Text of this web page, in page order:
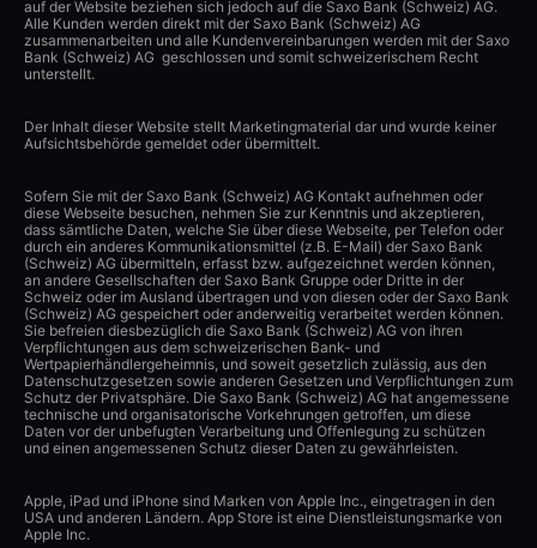
auf der Website beziehen sich jedoch auf die Saxo Bank (Schweiz) AG.
Alle Kunden werden direkt mit der Saxo Bank (Schweiz) AG
zusammenarbeiten und alle Kundenvereinbarungen werden mit der Saxo
Bank (Schweiz) AG geschlossen und somit schweizerischem Recht
unterstellt.
Der Inhalt dieser Website stellt Marketingmaterial dar und wurde keiner
Aufsichtsbehörde gemeldet oder übermittelt.
Sofern Sie mit der Saxo Bank (Schweiz) AG Kontakt aufnehmen oder
diese Webseite besuchen, nehmen Sie zur Kenntnis und akzeptieren,
dass sämtliche Daten, welche Sie über diese Webseite, per Telefon oder
durch ein anderes Kommunikationsmittel (z.B. E-Mail) der Saxo Bank
(Schweiz) AG übermitteln, erfasst bzw. aufgezeichnet werden können,
an andere Gesellschaften der Saxo Bank Gruppe oder Dritte in der
Schweiz oder im Ausland übertragen und von diesen oder der Saxo Bank
(Schweiz) AG gespeichert oder anderweitig verarbeitet werden können.
Sie befreien diesbezüglich die Saxo Bank (Schweiz) AG von ihren
Verpflichtungen aus dem schweizerischen Bank- und
Wertpapierhändlergeheimnis, und soweit gesetzlich zulässig, aus den
Datenschutzgesetzen sowie anderen Gesetzen und Verpflichtungen zum
Schutz der Privatsphäre. Die Saxo Bank (Schweiz) AG hat angemessene
technische und organisatorische Vorkehrungen getroffen, um diese
Daten vor der unbefugten Verarbeitung und Offenlegung zu schützen
und einen angemessenen Schutz dieser Daten zu gewährleisten.
Apple, iPad und iPhone sind Marken von Apple Inc., eingetragen in den
USA und anderen Ländern. App Store ist eine Dienstleistungsmarke von
Apple Inc.